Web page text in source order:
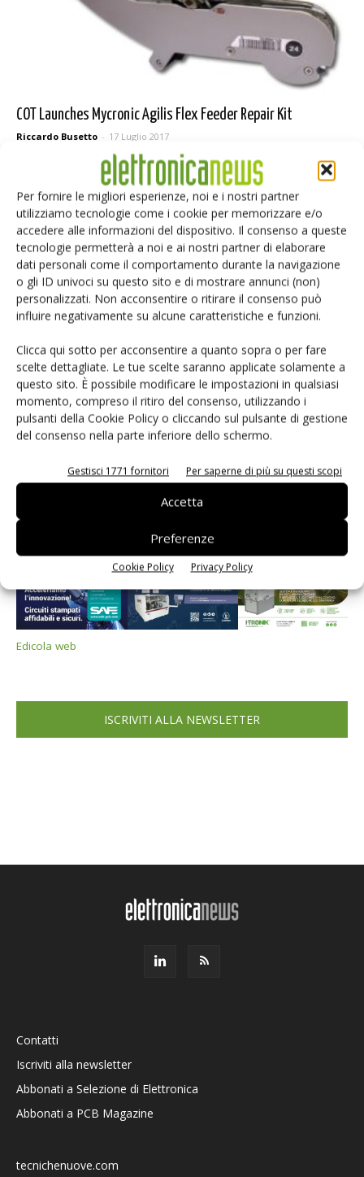
Per fornire le migliori esperienze, noi e i nostri partner
utilizziamo tecnologie come i cookie per memorizzare e/o
accedere alle informazioni del dispositivo. Il consenso a queste
tecnologie permetterà a noi e ai nostri partner di elaborare
dati personali come il comportamento durante la navigazione
o gli ID univoci su questo sito e di mostrare annunci (non)
personalizzati. Non acconsentire o ritirare il consenso può
influire negativamente su alcune caratteristiche e funzioni.
Clicca qui sotto per acconsentire a quanto sopra o per fare
scelte dettagliate. Le tue scelte saranno applicate solamente a
questo sito. È possibile modificare le impostazioni in qualsiasi
momento, compreso il ritiro del consenso, utilizzando i
pulsanti della Cookie Policy o cliccando sul pulsante di gestione
del consenso nella parte inferiore dello schermo.
Gestisci 1771 fornitori Per saperne di più su questi scopi
Accetta
Preferenze
Cookie Policy Privacy Policy
COT Launches Mycronic Agilis Flex Feeder Repair Kit
Riccardo Busetto - 17 Luglio 2017
Selezione di elettronica
Edicola web
Edicola web
ISCRIVITI ALLA NEWSLETTER
Contatti
Iscriviti alla newsletter
Abbonati a Selezione di Elettronica
Abbonati a PCB Magazine
tecnichenuove.com